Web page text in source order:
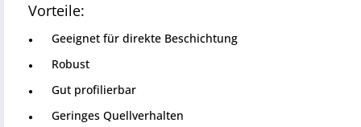
Vorteile:
Geeignet für direkte Beschichtung
Robust
Gut profilierbar
Geringes Quellverhalten